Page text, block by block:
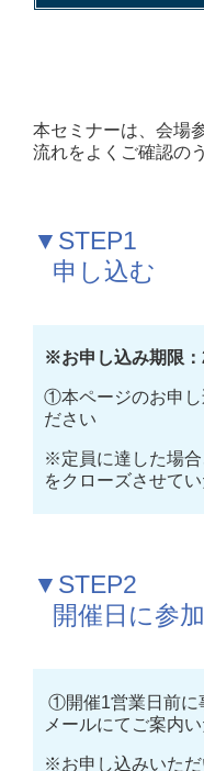
本セミナーは、会場
流れをよくご確認の
▼STEP1
   申し込む
※お申し込み期限
①本ページのお申し
ださい
※定員に達した場合
をクローズさせて
▼STEP2
   開催日に参加
①開催1営業日前に
メールにてご案内
※お申し込みいた